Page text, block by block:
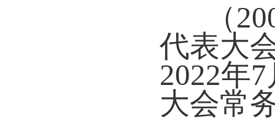
（
代表大
2022年
大会常